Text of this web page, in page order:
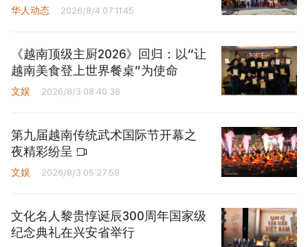
华人动态 2026/8/4 07:11:45
《越南顶级主厨2026》回归：以“让
越南美食登上世界餐桌”为使命
文娱 2026/8/3 08:40:38
第九届越南传统武术国际节开幕之
夜精彩纷呈
文娱 2026/8/3 05:27:58
文化名人黎贵惇诞辰300周年国家级
纪念典礼在兴安省举行